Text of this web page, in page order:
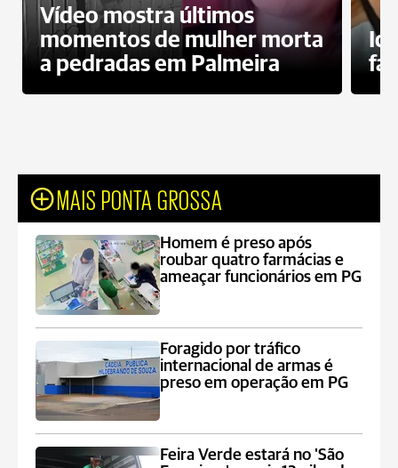
Vídeo mostra últimos
momentos de mulher morta
a pedradas em Palmeira
MAIS PONTA GROSSA
Homem é preso após
roubar quatro farmácias e
ameaçar funcionários em PG
Foragido por tráfico
internacional de armas é
preso em operação em PG
Feira Verde estará no 'São